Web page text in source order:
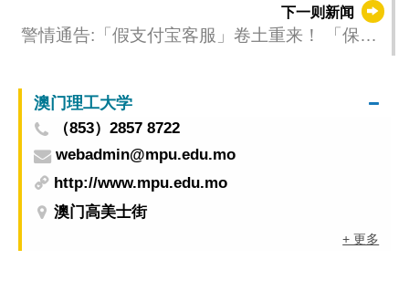
下一则新闻
警情通告:「假支付宝客服」卷土重来！ 「保险
澳门理工大学
（853）2857 8722
webadmin@mpu.edu.mo
http://www.mpu.edu.mo
澳门高美士街
+ 更多